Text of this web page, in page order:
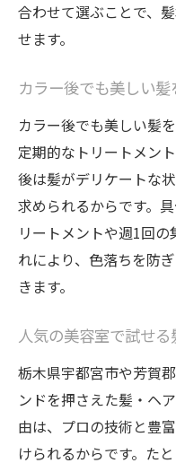
合わせて選ぶことで、
せます。
カラー後でも美しい
カラー後でも美しい髪
定期的なトリートメン
後は髪がデリケートな
求められるからです。
リートメントや週1回
れにより、色落ちを防
きます。
人気の美容室で試せ
栃木県宇都宮市や芳賀
ンドを押さえた髪・ヘ
由は、プロの技術と豊
けられるからです。た